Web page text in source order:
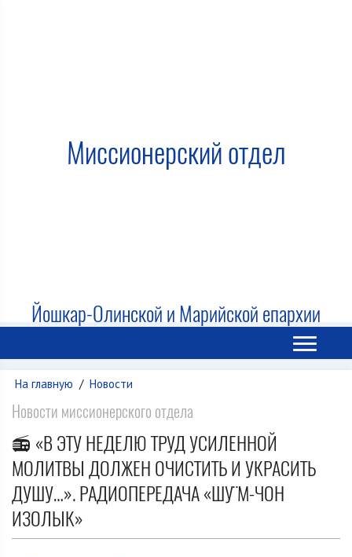
Миссионерский отдел
Йошкар-Олинской и Марийской епархии
На главную / Новости
Новости миссионерского отдела
📻 «В ЭТУ НЕДЕЛЮ ТРУД УСИЛЕННОЙ
МОЛИТВЫ ДОЛЖЕН ОЧИСТИТЬ И УКРАСИТЬ
ДУШУ…». РАДИОПЕРЕДАЧА «ШӰМ-ЧОН
ИЗОЛЫК»